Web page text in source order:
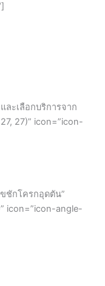
ละเลือกบริการจาก
27)” icon=”icon-
ชักโครกอุดตัน”
icon=”icon-angle-